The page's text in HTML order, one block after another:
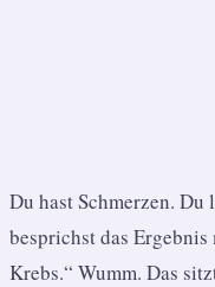
Du hast Schmerzen. Du
besprichst das
Krebs.“ Wumm. Das